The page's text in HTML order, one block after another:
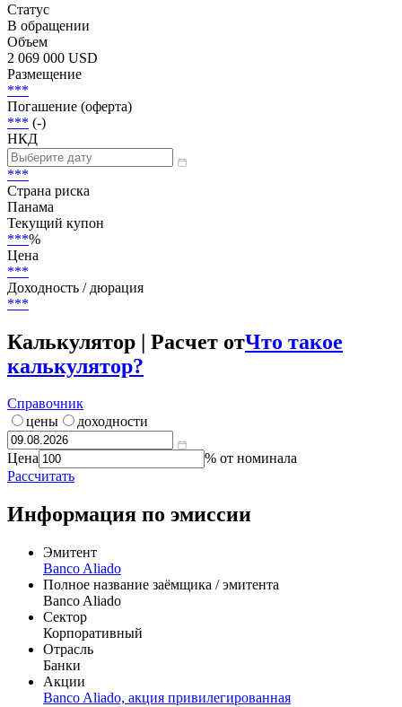
Статус
В обращении
Объем
2 069 000 USD
Размещение
***
Погашение (оферта)
*** (-)
НКД
***
Страна риска
Панама
Текущий купон
***%
Цена
***
Доходность / дюрация
***
Калькулятор | Расчет отЧто такое
калькулятор?
Справочник
цены
доходности
Цена
% от номинала
Рассчитать
Информация по эмиссии
Эмитент
Banco Aliado
Полное название заёмщика / эмитента
Banco Aliado
Сектор
Корпоративный
Отрасль
Банки
Акции
Banco Aliado, акция привилегированная